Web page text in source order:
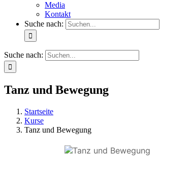
Media
Kontakt
Suche nach:
Suche nach:
Tanz und Bewegung
Startseite
Kurse
Tanz und Bewegung